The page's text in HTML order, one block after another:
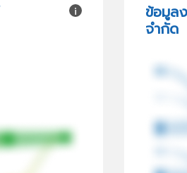
ข้อมูล
จำกัด